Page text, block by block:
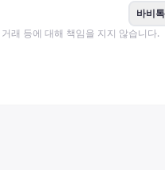
바비
래 등에 대해 책임을 지지 않습니다.